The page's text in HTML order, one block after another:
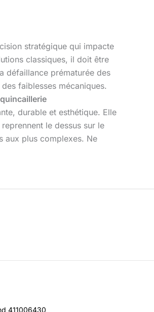
stratégique qui impacte
classiques, il doit être
défaillance prématurée des
faiblesses mécaniques.
quincaillerie
durable et esthétique. Elle
le dessus sur le
aux plus complexes. Ne
411006430